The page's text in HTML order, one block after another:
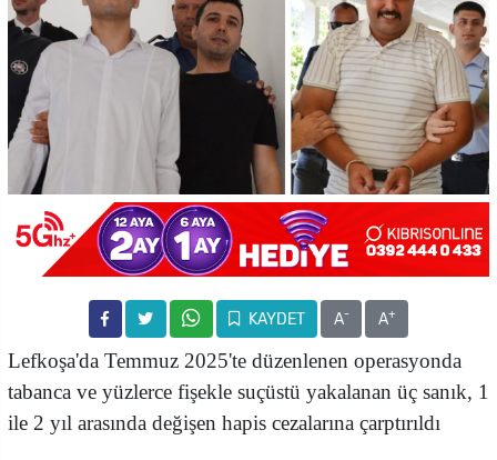
KAYDET A- A+
Lefkoşa'da Temmuz 2025'te düzenlenen operasyonda
tabanca ve yüzlerce fişekle suçüstü yakalanan üç sanık, 1
ile 2 yıl arasında değişen hapis cezalarına çarptırıldı